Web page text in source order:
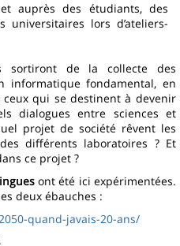
auprès des étudiants, des
universitaires lors d’ateliers-
sortiront de la collecte des
informatique fondamental, en
qui se destinent à devenir
dialogues entre sciences et
projet de société rêvent les
différents laboratoires ? Et
ce projet ?
ont été ici expérimentées.
deux ébauches :
quand-javais-20-ans/